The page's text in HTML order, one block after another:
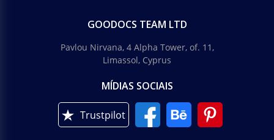
GOODOCS TEAM LTD
Pavlou Nirvana, 4 Alpha Tower, of. 11,
Limassol, Cyprus
MÍDIAS SOCIAIS
Trustpilot